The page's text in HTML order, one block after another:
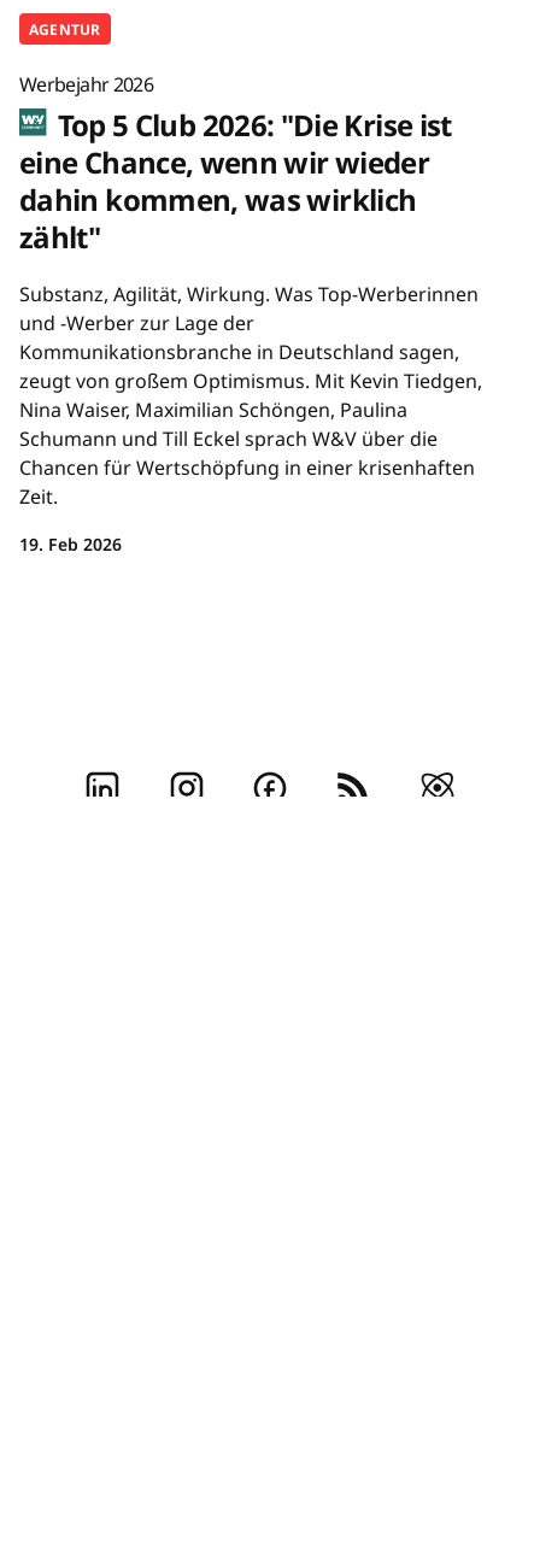
AGENTUR
Werbejahr 2026
Top 5 Club 2026: "Die Krise ist
eine Chance, wenn wir wieder
dahin kommen, was wirklich
zählt"
Substanz, Agilität, Wirkung. Was Top-Werberinnen
und -Werber zur Lage der
Kommunikationsbranche in Deutschland sagen,
zeugt von großem Optimismus. Mit Kevin Tiedgen,
Nina Waiser, Maximilian Schöngen, Paulina
Schumann und Till Eckel sprach W&V über die
Chancen für Wertschöpfung in einer krisenhaften
Zeit.
19. Feb 2026